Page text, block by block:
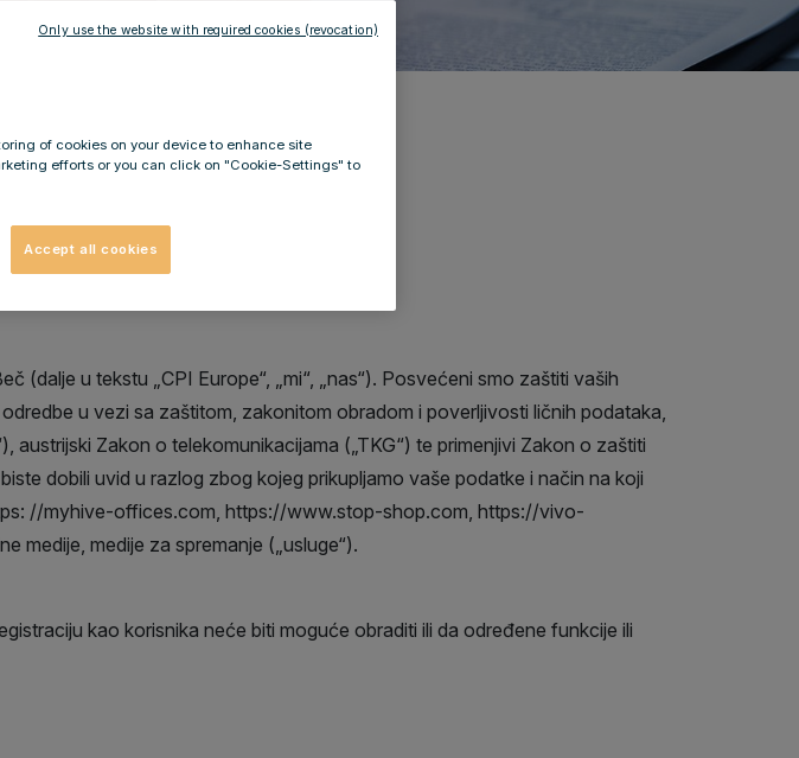
(dalje u tekstu „CPI Europe“, „mi“, „nas“). Posvećeni smo zaštiti vaših
u vezi sa zaštitom, zakonitom obradom i poverljivosti ličnih podataka,
Zakon o telekomunikacijama („TKG“) te primenjivi Zakon o zaštiti
dobili uvid u razlog zbog kojeg prikupljamo vaše podatke i način na koji
//myhive-offices.com, https://www.stop-shop.com, https://vivo-
medije, medije za spremanje („usluge“).
kao korisnika neće biti moguće obraditi ili da određene funkcije ili
of cookies on your device to enhance site
efforts or you can click on "Cookie-Settings" to
Accept all cookies
Only use the website with required cookies (revocation)